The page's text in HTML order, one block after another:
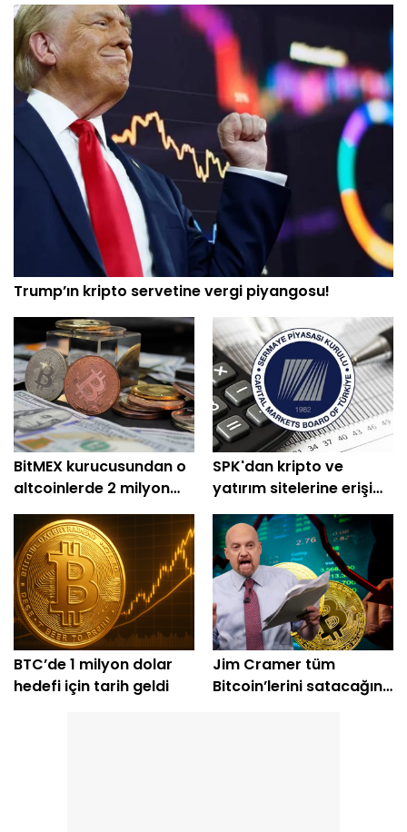
Trump’ın kripto servetine vergi piyangosu!
BitMEX kurucusundan o
altcoinlerde 2 milyon
dolarlık alım
SPK'dan kripto ve
yatırım sitelerine erişim
engeli
BTC’de 1 milyon dolar
hedefi için tarih geldi
Jim Cramer tüm
Bitcoin’lerini satacağını